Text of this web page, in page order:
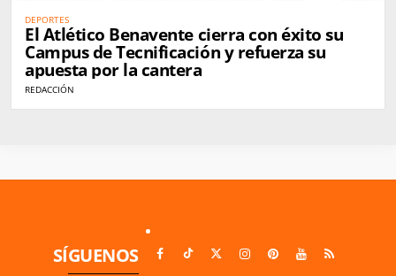
DEPORTES
El Atlético Benavente cierra con éxito su
Campus de Tecnificación y refuerza su
apuesta por la cantera
REDACCIÓN
SÍGUENOS